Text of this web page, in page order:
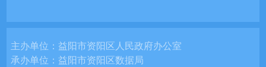
主办单位：益阳市资阳区人民政府办公室
承办单位：益阳市资阳区数据局